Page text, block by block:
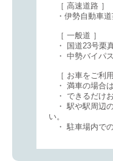
［ 高速道路 ］
・伊勢自動車道
［ 一般道 ］
・ 国道23号栗
・ 中勢バイパ
［ お車をご利用
・ 満車の場合は
・ できるだけお
・ 駅や駅周辺
い。
・ 駐車場内での